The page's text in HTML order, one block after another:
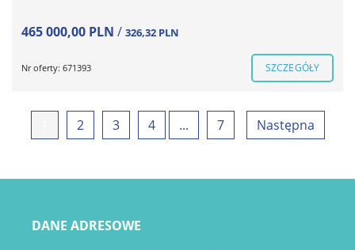
465 000,00 PLN / 326,32 PLN
Nr oferty: 671393 SZCZEGÓŁY
2 3 4 ... 7 Następna
DANE ADRESOWE